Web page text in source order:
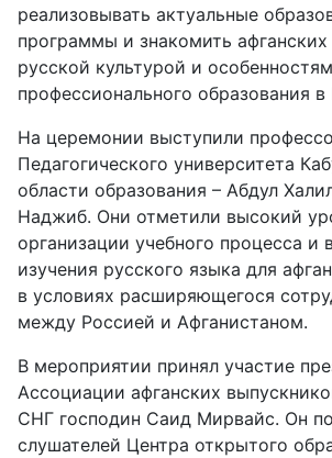
реализовывать актуальные
программы и знакомить афганских
русской культурой и
профессионального образования в
На церемонии выступили
Педагогического университета
области образования – Абдул
Наджиб. Они отметили высокий
организации учебного процесса и
изучения русского языка для
в условиях расширяющегося
между Россией и Афганистаном.
В мероприятии принял участие
Ассоциации афганских
СНГ господин Саид Мирвайс. Он
слушателей Центра открытого